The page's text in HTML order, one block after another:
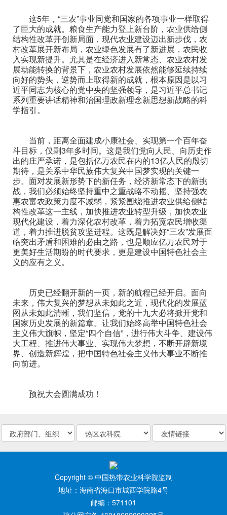
这5年，“三农”事业同党和国家的各项事业一样取得
了巨大的成就。粮食生产能力登上新台阶，农业供给侧
结构性改革开创新局面，现代农业建设迈出新步伐，农
村改革展开新布局，农业绿色发展有了新进展，农民收
入实现新提升。尤其是在经济进入新常态、农业农村发
展动能转换的背景下，农业农村发展依然能够延续持续
向好的势头，逆势而上取得新的成就，根本原因是以习
近平同志为核心的党中央的坚强领导，是习近平总书记
系列重要讲话精神和治国理政新理念新思想新战略的科
学指引。
当前，距离全面建成小康社会、实现第一个百年奋
斗目标，仅剩3年多时间。这是我们党向人民、向历史作
出的庄严承诺，是包括亿万农民在内的13亿人民的殷切
期待，是关系中华民族伟大复兴中国梦实现的关键一
步。面对发展新形势下的新任务，经济新常态下的新挑
战，我们必须始终坚持重中之重战略不动摇、坚持强农
惠农富农政策力度不减弱，紧紧围绕推进农业供给侧结
构性改革这一主线，加快推进农业转型升级，加快农业
现代化建设，着力深化农村改革，着力拓宽农民增收渠
道，着力推进脱贫攻坚进程。这既是解决好“三农”发展面
临突出矛盾和困难的必由之路，也是顺应亿万农民对于
更美好生活期盼的时代要求，更是建设中国特色社会主
义的应有之义。
历史已经翻开新的一页，新的航程已经开启。面向
未来，伟大复兴的梦想从未如此之近，现代化的发展蓝
图从未如此清晰，我们坚信，党的十九大必将掀开党和
国家历史发展的新篇章。让我们始终高举中国特色社会
主义伟大旗帜，坚定“四个自信”，进行伟大斗争、建设伟
大工程、推进伟大事业、实现伟大梦想，不断开辟新境
界、创造新辉煌，把中国特色社会主义伟大事业不断推
向前进。
预祝大会圆满成功！
Copyright © 中国热带农业科学院监制
地址：海南省海口市城西学院路4号
邮编：571101